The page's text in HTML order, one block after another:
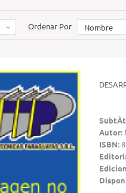
Ordenar Por Nombre
Autor:
ISBN: